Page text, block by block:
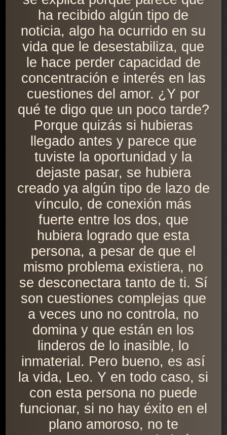
ha recibido algún tipo de
noticia, algo ha ocurrido en su
vida que le desestabiliza, que
le hace perder capacidad de
concentración e interés en las
cuestiones del amor. ¿Y por
qué te digo que un poco tarde?
Porque quizás si hubieras
llegado antes y parece que
tuviste la oportunidad y la
dejaste pasar, se hubiera
creado ya algún tipo de lazo de
vínculo, de conexión más
fuerte entre los dos, que
hubiera logrado que esta
persona, a pesar de que el
mismo problema existiera, no
se desconectara tanto de ti. Sí
son cuestiones complejas que
a veces uno no controla, no
domina y que están en los
linderos de lo inasible, lo
inmaterial. Pero bueno, es así
la vida, Leo. Y en todo caso, si
con esta persona no puede
funcionar, si no hay éxito en el
plano amoroso, no te